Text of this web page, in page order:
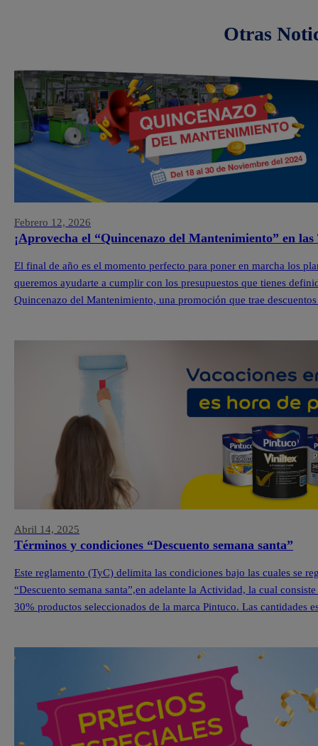
Otras
Febrero 12, 2026
¡Aprovecha el “Quincenazo del Mantenimiento” en
El final de año es el momento perfecto para poner en marcha los
queremos ayudarte a cumplir con los presupuestos que tienes
Quincenazo del Mantenimiento, una promoción que trae
Abril 14, 2025
Términos y condiciones “Descuento semana santa”
Este reglamento (TyC) delimita las condiciones bajo las cuales se
“Descuento semana santa”,en adelante la Actividad, la cual
30% productos seleccionados de la marca Pintuco. Las cantidades